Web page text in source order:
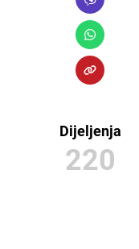
Dijeljenja
220